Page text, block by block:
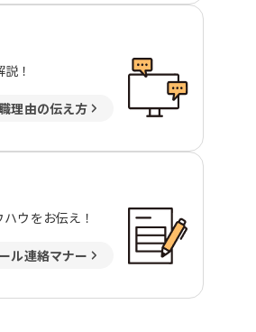
！
理由の伝え方
ウをお伝え！
ル連絡マナー